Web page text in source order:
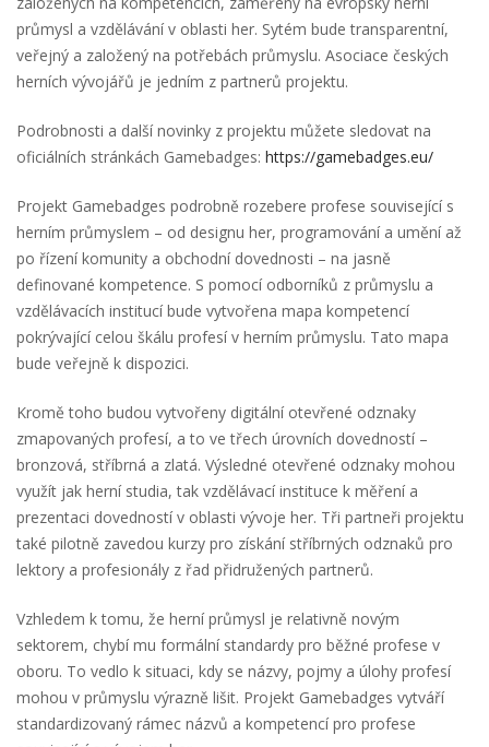
průmysl a vzdělávání v oblasti her. Sytém bude transparentní,
veřejný a založený na potřebách průmyslu. Asociace českých
herních vývojářů je jedním z partnerů projektu.
Podrobnosti a další novinky z projektu můžete sledovat na
oficiálních stránkách Gamebadges: https://gamebadges.eu/
Projekt Gamebadges podrobně rozebere profese související s
herním průmyslem – od designu her, programování a umění až
po řízení komunity a obchodní dovednosti – na jasně
definované kompetence. S pomocí odborníků z průmyslu a
vzdělávacích institucí bude vytvořena mapa kompetencí
pokrývající celou škálu profesí v herním průmyslu. Tato mapa
bude veřejně k dispozici.
Kromě toho budou vytvořeny digitální otevřené odznaky
zmapovaných profesí, a to ve třech úrovních dovedností –
bronzová, stříbrná a zlatá. Výsledné otevřené odznaky mohou
využít jak herní studia, tak vzdělávací instituce k měření a
prezentaci dovedností v oblasti vývoje her. Tři partneři projektu
také pilotně zavedou kurzy pro získání stříbrných odznaků pro
lektory a profesionály z řad přidružených partnerů.
Vzhledem k tomu, že herní průmysl je relativně novým
sektorem, chybí mu formální standardy pro běžné profese v
oboru. To vedlo k situaci, kdy se názvy, pojmy a úlohy profesí
mohou v průmyslu výrazně lišit. Projekt Gamebadges vytváří
standardizovaný rámec názvů a kompetencí pro profese